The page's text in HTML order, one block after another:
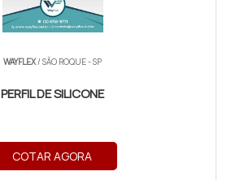
WAYFLEX/ SÃO ROQUE - SP
PERFIL DE SILICONE
COTAR AGORA